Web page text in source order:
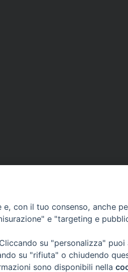
con il tuo consenso, anche
e "targeting e
su "personalizza"
su "rifiuta" o chiudendo
sono disponibili nella